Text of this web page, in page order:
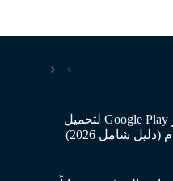
أفضل متاجر بديلة لمتجر Google Play لتحميل
شامل 2026)